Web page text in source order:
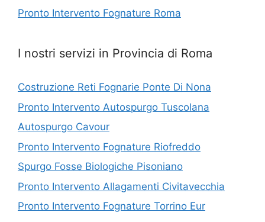
Pronto Intervento Fognature Roma
I nostri servizi in Provincia di Roma
Costruzione Reti Fognarie Ponte Di Nona
Pronto Intervento Autospurgo Tuscolana
Autospurgo Cavour
Pronto Intervento Fognature Riofreddo
Spurgo Fosse Biologiche Pisoniano
Pronto Intervento Allagamenti Civitavecchia
Pronto Intervento Fognature Torrino Eur